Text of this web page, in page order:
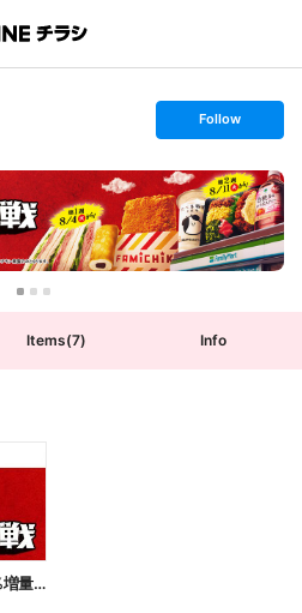
s
t
o
l
l
o
w
Follow
Items(7) Info
【おトク】お値段そのまま!45%増量作戦!